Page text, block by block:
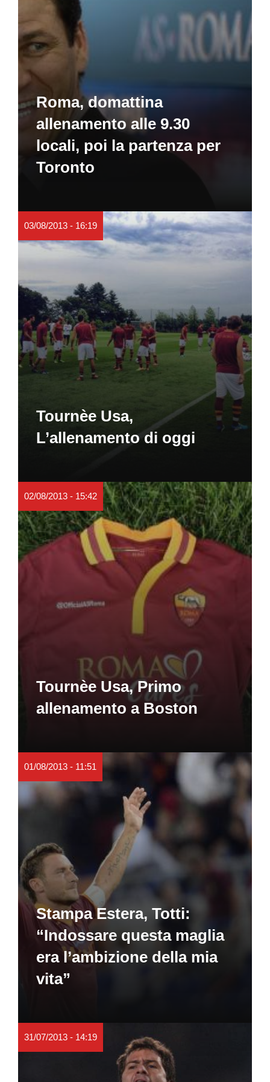
Roma, domattina
allenamento alle 9.30
locali, poi la partenza per
Toronto
03/08/2013 - 16:19
Tournèe Usa,
L’allenamento di oggi
02/08/2013 - 15:42
Tournèe Usa, Primo
allenamento a Boston
01/08/2013 - 11:51
Stampa Estera, Totti:
“Indossare questa maglia
era l’ambizione della mia
vita”
31/07/2013 - 14:19